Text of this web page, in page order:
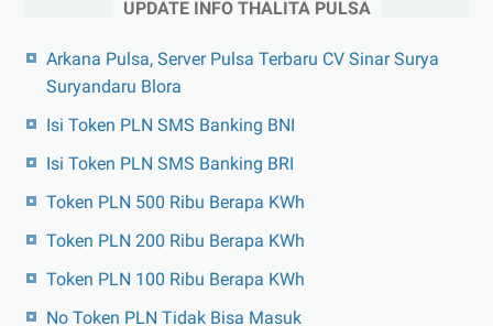
UPDATE INFO THALITA PULSA
Arkana Pulsa, Server Pulsa Terbaru CV Sinar Surya
Suryandaru Blora
Isi Token PLN SMS Banking BNI
Isi Token PLN SMS Banking BRI
Token PLN 500 Ribu Berapa KWh
Token PLN 200 Ribu Berapa KWh
Token PLN 100 Ribu Berapa KWh
No Token PLN Tidak Bisa Masuk